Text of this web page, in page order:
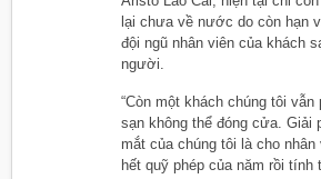
lại chưa về nước do còn hạn
đội ngũ nhân viên của khách
người.
“Còn một khách chúng tôi
sạn không thể đóng cửa. Giải
mắt của chúng tôi là cho nhân
hết quỹ phép của năm rồi tính